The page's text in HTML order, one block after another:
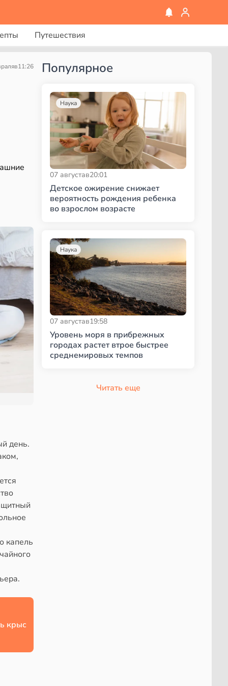
Путешествия
в11:26
день.
капель
крыс
Популярное
Наука
07 августав20:01
Детское ожирение снижает
вероятность рождения ребенка
во взрослом возрасте
Наука
07 августав19:58
Уровень моря в прибрежных
городах растет втрое быстрее
среднемировых темпов
Читать еще